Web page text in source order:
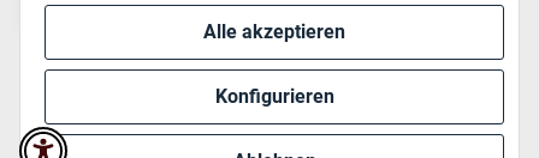
Alle akzeptieren
Konfigurieren
* Alle Preise inkl. gesetzlicher USt., zzgl.Versand